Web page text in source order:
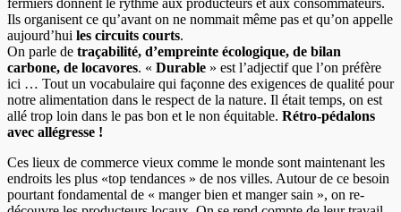
fermiers donnent le rythme aux producteurs et aux consommateurs.
Ils organisent ce qu’avant on ne nommait même pas et qu’on appelle
aujourd’hui les circuits courts.
On parle de traçabilité, d’empreinte écologique, de bilan
carbone, de locavores. « Durable » est l’adjectif que l’on préfère
ici … Tout un vocabulaire qui façonne des exigences de qualité pour
notre alimentation dans le respect de la nature. Il était temps, on est
allé trop loin dans le pas bon et le non équitable. Rétro-pédalons
avec allégresse !
Ces lieux de commerce vieux comme le monde sont maintenant les
endroits les plus «top tendances » de nos villes. Autour de ce besoin
pourtant fondamental de « manger bien et manger sain », on re-